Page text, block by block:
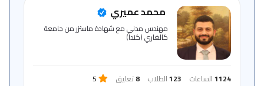
محمد عميري
مهندس مدني مع شهادة ماستزر من جامعة
كالغاري (كندا)
1124الساعات 123الطلاب 8تعليق 5